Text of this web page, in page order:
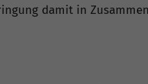
damit in